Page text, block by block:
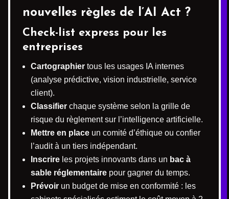
nouvelles règles de l’AI Act ?
Check-list express pour les
entreprises
Cartographier tous les usages IA internes
(analyse prédictive, vision industrielle, service
client).
Classifier chaque système selon la grille de
risque du règlement sur l’intelligence artificielle.
Mettre en place un comité d’éthique ou confier
l’audit à un tiers indépendant.
Inscrire les projets innovants dans un bac à
sable réglementaire pour gagner du temps.
Prévoir un budget de mise en conformité : les